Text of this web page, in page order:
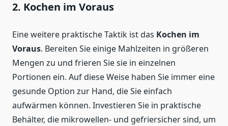
2. Kochen im Voraus
Eine weitere praktische Taktik ist das Kochen im
Voraus. Bereiten Sie einige Mahlzeiten in größeren
Mengen zu und frieren Sie sie in einzelnen
Portionen ein. Auf diese Weise haben Sie immer eine
gesunde Option zur Hand, die Sie einfach
aufwärmen können. Investieren Sie in praktische
Behälter, die mikrowellen- und gefriersicher sind, um